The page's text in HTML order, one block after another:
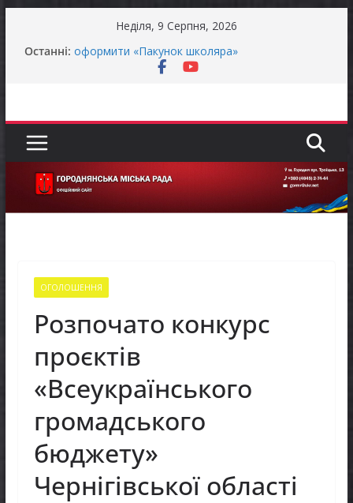
Неділя, 9 Серпня, 2026
Останні:
Батьки майбутніх першокласників уже можуть
оформити «Пакунок школяра»
ЗАГАЛЬНОНАЦІОНАЛЬНА ХВИЛИНА
для ветеранського бізнесу
реалізації права осіб з інвалідністю на працю
Захищай небо Чернігівщини!
ОГОЛОШЕННЯ
Розпочато конкурс
проєктів
«Всеукраїнського
громадського
бюджету»
Чернігівської області